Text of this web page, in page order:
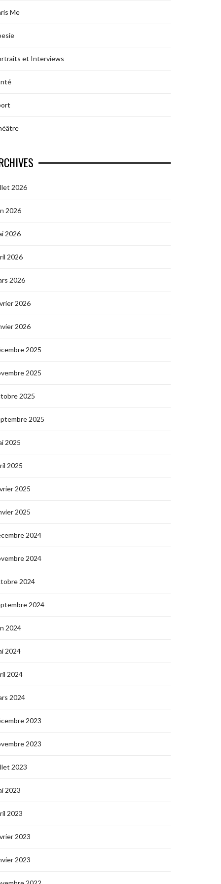
Me
et Interviews
2026
2026
2026
2026
2026
2026
2026
2025
2025
2025
2025
2025
2025
2025
2025
2024
2024
2024
2024
2024
2024
2024
2024
2023
2023
2023
2023
2023
2023
2023